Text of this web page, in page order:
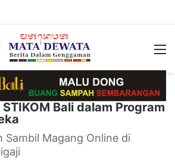
Bali dalam Program
Sambil Magang Online di